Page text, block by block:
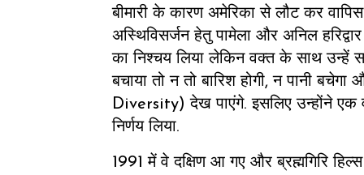
बीमारी के कारण अमेरिका से लौट कर
अस्थिविसर्जन हेतु पामेला और अनिल
का निश्चय लिया लेकिन वक्त के साथ उन्हें
बचाया तो न तो बारिश होगी, न पानी
Diversity) देख पाएंगे. इसलिए उन्होंने एक
निर्णय लिया.
1991 में वे दक्षिण आ गए और ब्रह्मगिरि